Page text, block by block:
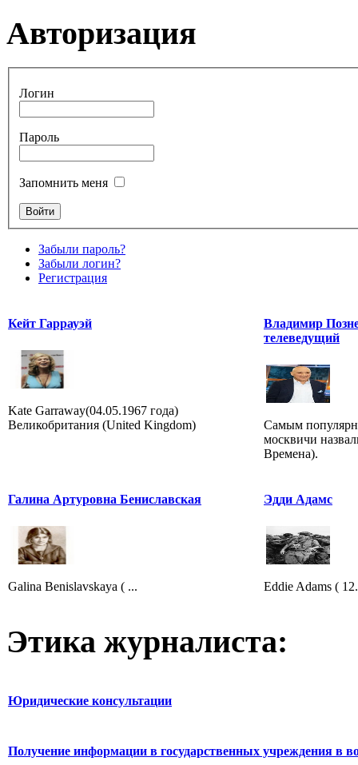
Авторизация
Логин
Пароль
Запомнить меня
Забыли пароль?
Забыли логин?
Регистрация
Кейт Гаррауэй
Kate Garraway(04.05.1967 года)
Великобритания (United Kingdom)
Владимир
телеведущий
Самым
москвичи
Времена).
Галина Артуровна Бениславская
Galina Benislavskaya ( ...
Эдди Адамс
Eddie Adams (
Этика журналиста:
Юридические консультации
Получение информации в государственных учреждения в